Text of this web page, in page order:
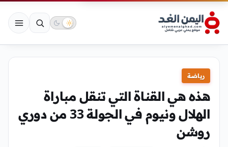
رياضة
هذه هي القناة التي تنقل مباراة
الهلال ونيوم في الجولة 33 من دوري
روشن